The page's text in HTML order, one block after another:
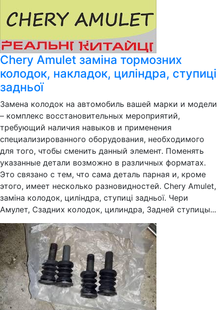
Chery Amulet заміна тормозних
колодок, накладок, циліндра, ступиці
задньої
Замена колодок на автомобиль вашей марки и модели
– комплекс восстановительных мероприятий,
требующий наличия навыков и применения
специализированного оборудования, необходимого
для того, чтобы сменить данный элемент. Поменять
указанные детали возможно в различных форматах.
Это связано с тем, что сама деталь парная и, кроме
этого, имеет несколько разновидностей. Chery Amulet,
заміна колодок, циліндра, ступиці задньої. Чери
Амулет, Cзадних колодок, цилиндра, Задней ступицы...